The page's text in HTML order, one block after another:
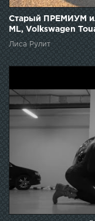
Старый ПРЕМИУМ
ML, Volkswagen
Лиса Рулит